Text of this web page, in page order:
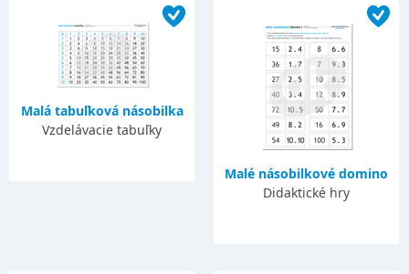
Malá tabuľková násobilka
Vzdelávacie tabuľky
Malé násobilkové domino
Didaktické hry